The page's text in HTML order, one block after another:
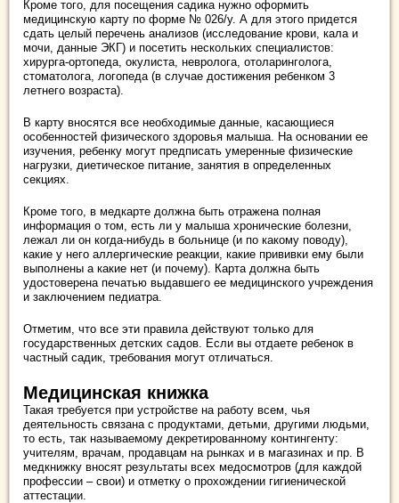
Кроме того, для посещения садика нужно оформить
медицинскую карту по форме № 026/у. А для этого придется
сдать целый перечень анализов (исследование крови, кала и
мочи, данные ЭКГ) и посетить нескольких специалистов:
хирурга-ортопеда, окулиста, невролога, отоларинголога,
стоматолога, логопеда (в случае достижения ребенком 3
летнего возраста).
В карту вносятся все необходимые данные, касающиеся
особенностей физического здоровья малыша. На основании ее
изучения, ребенку могут предписать умеренные физические
нагрузки, диетическое питание, занятия в определенных
секциях.
Кроме того, в медкарте должна быть отражена полная
информация о том, есть ли у малыша хронические болезни,
лежал ли он когда-нибудь в больнице (и по какому поводу),
какие у него аллергические реакции, какие прививки ему были
выполнены а какие нет (и почему). Карта должна быть
удостоверена печатью выдавшего ее медицинского учреждения
и заключением педиатра.
Отметим, что все эти правила действуют только для
государственных детских садов. Если вы отдаете ребенок в
частный садик, требования могут отличаться.
Медицинская книжка
Такая требуется при устройстве на работу всем, чья
деятельность связана с продуктами, детьми, другими людьми,
то есть, так называемому декретированному контингенту:
учителям, врачам, продавцам на рынках и в магазинах и пр. В
медкнижку вносят результаты всех медосмотров (для каждой
профессии – свои) и отметку о прохождении гигиенической
аттестации.